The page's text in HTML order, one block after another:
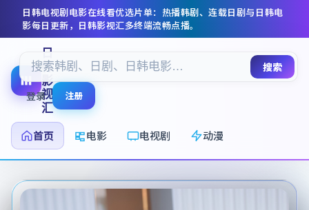
日韩电视剧电影在线看优选片单：热播韩剧、连载日剧与日韩电
影每日更新， 日韩影视汇多终端流畅点播。
日
韩
影
视
汇
首页
电影 电视剧 动漫
搜索
登录 注册